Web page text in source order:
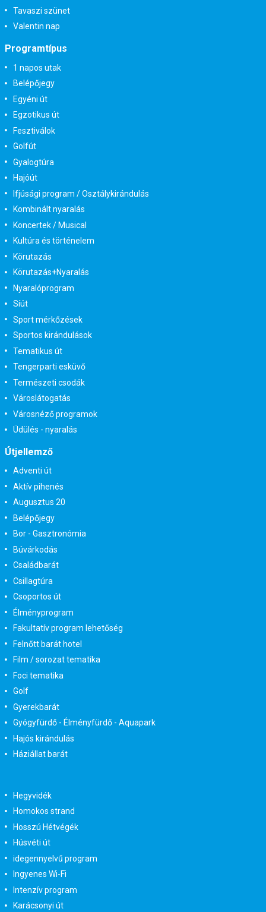
Tavaszi szünet
Valentin nap
Programtípus
1 napos utak
Belépőjegy
Egyéni út
Egzotikus út
Fesztiválok
Golfút
Gyalogtúra
Hajóút
Ifjúsági program / Osztálykirándulás
Kombinált nyaralás
Koncertek / Musical
Kultúra és történelem
Körutazás
Körutazás+Nyaralás
Nyaralóprogram
Síút
Sport mérkőzések
Sportos kirándulások
Tematikus út
Tengerparti esküvő
Természeti csodák
Városlátogatás
Városnéző programok
Üdülés - nyaralás
Útjellemző
Adventi út
Aktív pihenés
Augusztus 20
Belépőjegy
Bor - Gasztronómia
Búvárkodás
Családbarát
Csillagtúra
Csoportos út
Élményprogram
Fakultatív program lehetőség
Felnőtt barát hotel
Film / sorozat tematika
Foci tematika
Golf
Gyerekbarát
Gyógyfürdő - Élményfürdő - Aquapark
Hajós kirándulás
Háziállat barát
Hegyvidék
Homokos strand
Hosszú Hétvégék
Húsvéti út
idegennyelvű program
Ingyenes Wi-Fi
Intenzív program
Karácsonyi út